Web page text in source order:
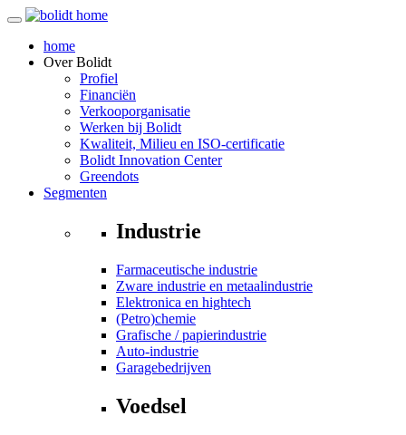
home
OverBolidt
Profiel
Financiën
Verkooporganisatie
Werken bij Bolidt
Kwaliteit, Milieu en ISO-certificatie
Bolidt Innovation Center
Greendots
Segmenten
Industrie
Farmaceutische industrie
Zware industrie en metaalindustrie
Elektronica en hightech
(Petro)chemie
Grafische / papierindustrie
Auto-industrie
Garagebedrijven
Voedsel